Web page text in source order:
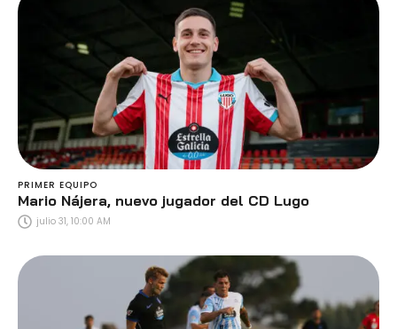
PRIMER EQUIPO
Mario Nájera, nuevo jugador del CD Lugo
julio 31, 10:00 AM